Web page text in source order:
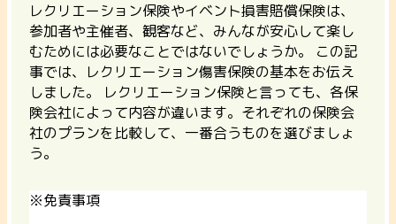
レクリエーション保険やイベント損害賠償保険は、
参加者や主催者、観客など、みんなが安心して楽し
むためには必要なことではないでしょうか。
この記
事では、レクリエーション傷害保険の基本をお伝え
しました。 レクリエーション保険と言っても、各保
険会社によって内容が違います。それぞれの保険会
社のプランを比較して、一番合うものを選びましょ
う。
※免責事項